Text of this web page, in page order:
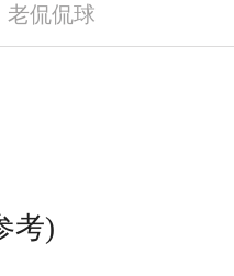
老侃侃球
考)